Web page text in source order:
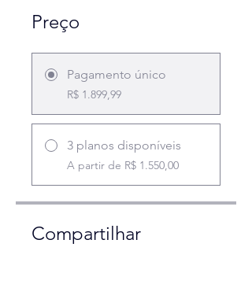
Preço
Pagamento único
R$ 1.899,99
3 planos disponíveis
A partir de R$ 1.550,00
Compartilhar